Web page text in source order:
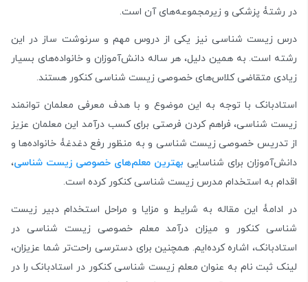
در رشتۀ پزشکی و زیرمجموعه‌های آن است.
درس زیست شناسی نیز یکی از دروس مهم و سرنوشت ساز در این
رشته است. به همین دلیل، هر ساله دانش‌آموزان و خانواده‌های بسیار
زیادی متقاضی کلاس‌های خصوصی زیست شناسی کنکور هستند.
استادبانک با توجه به این موضوع و با هدف معرفی معلمان توانمند
زیست شناسی، فراهم کردن فرصتی برای کسب درآمد این معلمان عزیز
از تدریس خصوصی زیست شناسی و به منظور رفع دغدغۀ خانواده‌ها و
دانش‌آموزان برای شناسایی بهترین معلم‌های خصوصی زیست شناسی،
اقدام به استخدام مدرس زیست شناسی کنکور کرده است.
در ادامۀ این مقاله به شرایط و مزایا و مراحل استخدام دبیر زیست
شناسی کنکور و میزان درآمد معلم خصوصی زیست شناسی در
استادبانک، اشاره کرده‌ایم. همچنین برای دسترسی راحت‌تر شما عزیزان،
لینک ثبت نام به عنوان معلم زیست شناسی کنکور در استادبانک را در